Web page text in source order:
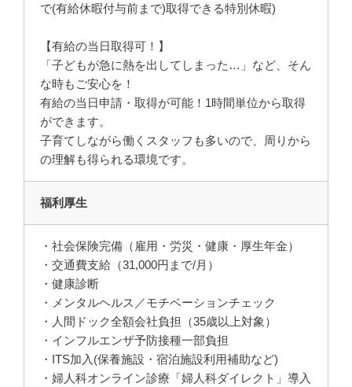
で(有給休暇付与前まで)取得できる特別休暇)
【有給の当日取得可！】
「子どもが急に熱を出してしまった…」など、そん
な時もご安心を！
有給の当日申請・取得が可能！1時間単位から取得
ができます。
子育てしながら働くスタッフも多いので、周りから
の理解も得られる環境です。
福利厚生
・社会保険完備（雇用・労災・健康・厚生年金）
・交通費支給（31,000円まで/月）
・健康診断
・メンタルヘルス／モチベーションチェック
・人間ドック全額会社負担（35歳以上対象）
・インフルエンザ予防接種一部負担
・ITS加入(保養施設・宿泊施設利用補助など)
・婦人科オンライン診療「婦人科ダイレクト」導入